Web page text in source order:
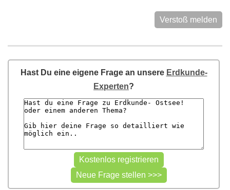
Verstoß melden
Hast Du eine eigene Frage an unsere Erdkunde-
Experten?